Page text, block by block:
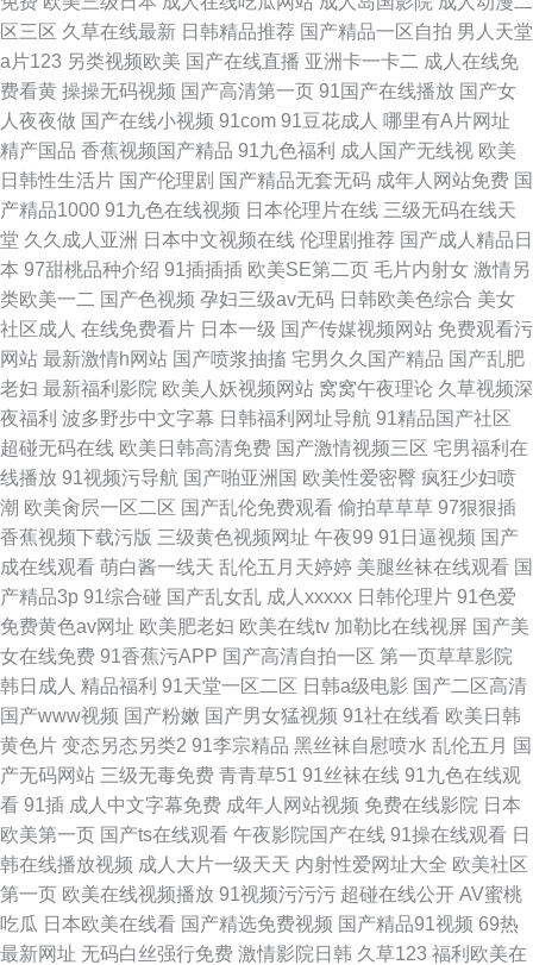
区三区 久草在线最新 日韩精品推荐 国产精品一区自拍 男人天堂
a片123 另类视频欧美 国产在线直播 亚洲卡一卡二 成人在线免
费看黄 操操无码视频 国产高清第一页 91国产在线播放 国产女
人夜夜做 国产在线小视频 91com 91豆花成人 哪里有A片网址
精产国品 香蕉视频国产精品 91九色福利 成人国产无线视 欧美
日韩性生活片 国产伦理剧 国产精品无套无码 成年人网站免费 国
产精品1000 91九色在线视频 日本伦理片在线 三级无码在线天
堂 久久成人亚洲 日本中文视频在线 伦理剧推荐 国产成人精品日
本 97甜桃品种介绍 91插插插 欧美SE第二页 毛片内射女 激情另
类欧美一二 国产色视频 孕妇三级av无码 日韩欧美色综合 美女
社区成人 在线免费看片 日本一级 国产传媒视频网站 免费观看污
网站 最新激情h网站 国产喷浆抽搐 宅男久久国产精品 国产乱肥
老妇 最新福利影院 欧美人妖视频网站 窝窝午夜理论 久草视频深
夜福利 波多野步中文字幕 日韩福利网址导航 91精品国产社区
超碰无码在线 欧美日韩高清免费 国产激情视频三区 宅男福利在
线播放 91视频污导航 国产啪亚洲国 欧美性爱密臀 疯狂少妇喷
潮 欧美肏屄一区二区 国产乱伦免费观看 偷拍草草草 97狠狠插
香蕉视频下载污版 三级黄色视频网址 午夜99 91日逼视频 国产
成在线观看 萌白酱一线天 乱伦五月天婷婷 美腿丝袜在线观看 国
产精品3p 91综合碰 国产乱女乱 成人xxxxx 日韩伦理片 91色爱
免费黄色av网址 欧美肥老妇 欧美在线tv 加勒比在线视屏 国产美
女在线免费 91香蕉污APP 国产高清自拍一区 第一页草草影院
韩日成人 精品福利 91天堂一区二区 日韩a级电影 国产二区高清
国产www视频 国产粉嫩 国产男女猛视频 91社在线看 欧美日韩
黄色片 变态另态另类2 91李宗精品 黑丝袜自慰喷水 乱伦五月 国
产无码网站 三级无毒免费 青青草51 91丝袜在线 91九色在线观
看 91插 成人中文字幕免费 成年人网站视频 免费在线影院 日本
欧美第一页 国产ts在线观看 午夜影院国产在线 91操在线观看 日
韩在线播放视频 成人大片一级天天 内射性爱网址大全 欧美社区
第一页 欧美在线视频播放 91视频污污污 超碰在线公开 AV蜜桃
吃瓜 日本欧美在线看 国产精选免费视频 国产精品91视频 69热
最新网址 无码白丝强行免费 激情影院日韩 久草123 福利欧美在